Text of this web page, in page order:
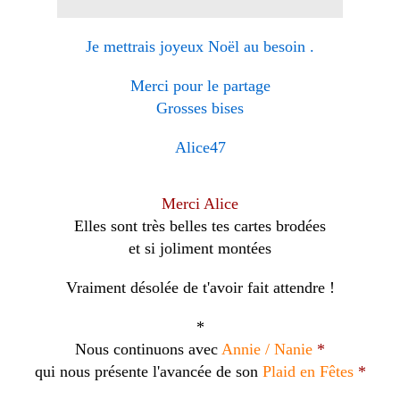
Je mettrais joyeux Noël au besoin .
Merci pour le partage
Grosses bises
Alice47
Merci Alice
Elles sont très belles tes cartes brodées
et si joliment montées
Vraiment désolée de t'avoir fait attendre !
*
Nous continuons avec Annie / Nanie *
qui nous présente l'avancée de son Plaid en Fêtes*